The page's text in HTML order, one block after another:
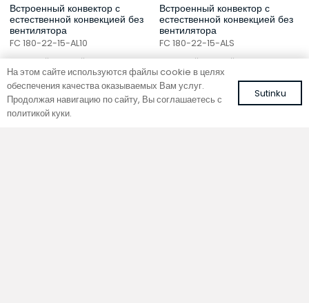
Встроенный конвектор с
естественной конвекцией без
вентилятора
FC 180-22-15-AL10
с рулонной решеткой из алюминия
коричневого цвета
560,00€
В корзину
Встроенный конвектор с
естественной конвекцией без
вентилятора
FC 180-22-15-ALS
с рулонной решеткой из алюминия
серебряного цвета
539,13€
На этом сайте используются файлы cookie в целях
обеспечения качества оказываемых Вам услуг.
Продолжая навигацию по сайту, Вы соглашаетесь с
политикой куки.
Sutinku